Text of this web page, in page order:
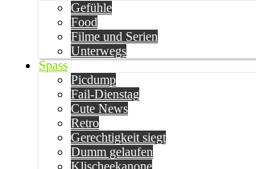
Gefühle
Food
Filme und Serien
Unterwegs
Spass
Picdump
Fail-Dienstag
Cute News
Retro
Gerechtigkeit siegt
Dumm gelaufen
Klischeekanone